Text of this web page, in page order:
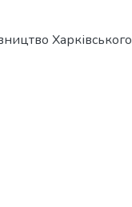
Харківського